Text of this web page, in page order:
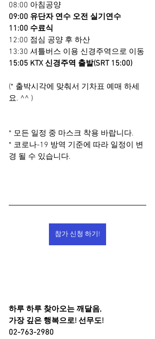
08:00 아침공양
09:00 유단자 연수 오전 실기연수
11:00 수료식
12:00 점심 공양 후 하산
13:30 셔틀버스 이용 신경주역으로 이동
15:05 KTX 신경주역 출발(SRT 15:00)
(* 출박시각에 맞춰서 기차표 예매 하세
요. ^^ )
* 모든 일정 중 마스크 착용 바랍니다.
* 코로나-19 방역 기준에 따라 일정이 변
경 될 수 있습니다.
참가 신청 하기!
하루 하루 찾아오는 깨달음,
가장 깊은 행복으로! 선무도!
02-763-2980